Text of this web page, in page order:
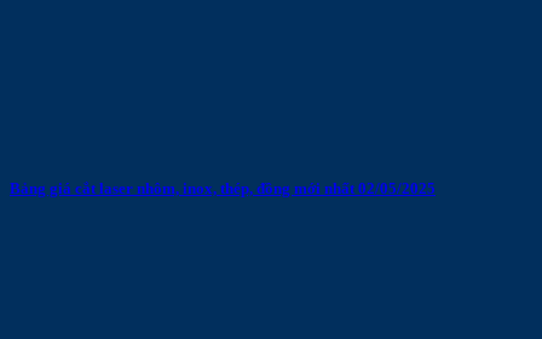
Bảng giá cắt laser nhôm, inox, thép, đồng mới nhất 02/05/2025